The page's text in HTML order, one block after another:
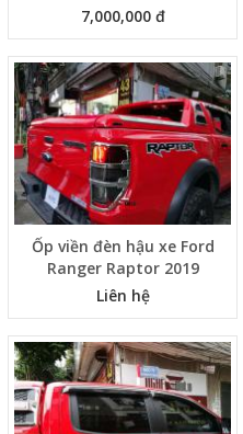
7,000,000 đ
Ốp viền đèn hậu xe Ford
Ranger Raptor 2019
Liên hệ